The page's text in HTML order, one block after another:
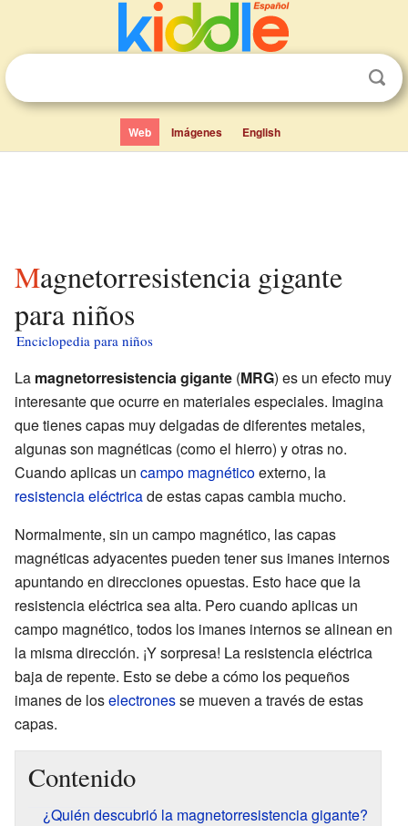
Web Imágenes English
Magnetorresistencia gigante
para niños
Enciclopedia para niños
La magnetorresistencia gigante (MRG) es un efecto muy
interesante que ocurre en materiales especiales. Imagina
que tienes capas muy delgadas de diferentes metales,
algunas son magnéticas (como el hierro) y otras no.
Cuando aplicas un campo magnéticoexterno, la
resistencia eléctricade estas capas cambia mucho.
Normalmente, sin un campo magnético, las capas
magnéticas adyacentes pueden tener sus imanes internos
apuntando en direcciones opuestas. Esto hace que la
resistencia eléctrica sea alta. Pero cuando aplicas un
campo magnético, todos los imanes internos se alinean en
la misma dirección. ¡Y sorpresa! La resistencia eléctrica
baja de repente. Esto se debe a cómo los pequeños
imanes de loselectronesse mueven a través de estas
capas.
Contenido
¿Quién descubrió la magnetorresistencia gigante?